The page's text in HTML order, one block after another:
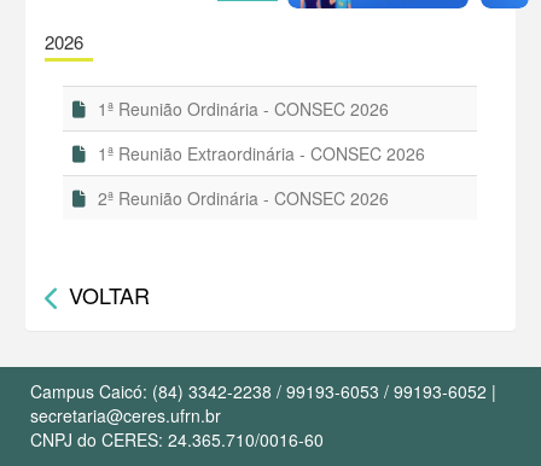
2026
1ª Reunião Ordinária - CONSEC 2026
1ª Reunião Extraordinária - CONSEC 2026
2ª Reunião Ordinária - CONSEC 2026
VOLTAR
Campus Caicó: (84) 3342-2238 / 99193-6053 / 99193-6052 |
secretaria@ceres.ufrn.br
CNPJ do CERES: 24.365.710/0016-60